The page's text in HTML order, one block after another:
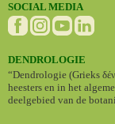
SOCIAL MEDIA
DENDROLOGIE
“Dendrologie (Grieks
heesters en in het
deelgebied van de